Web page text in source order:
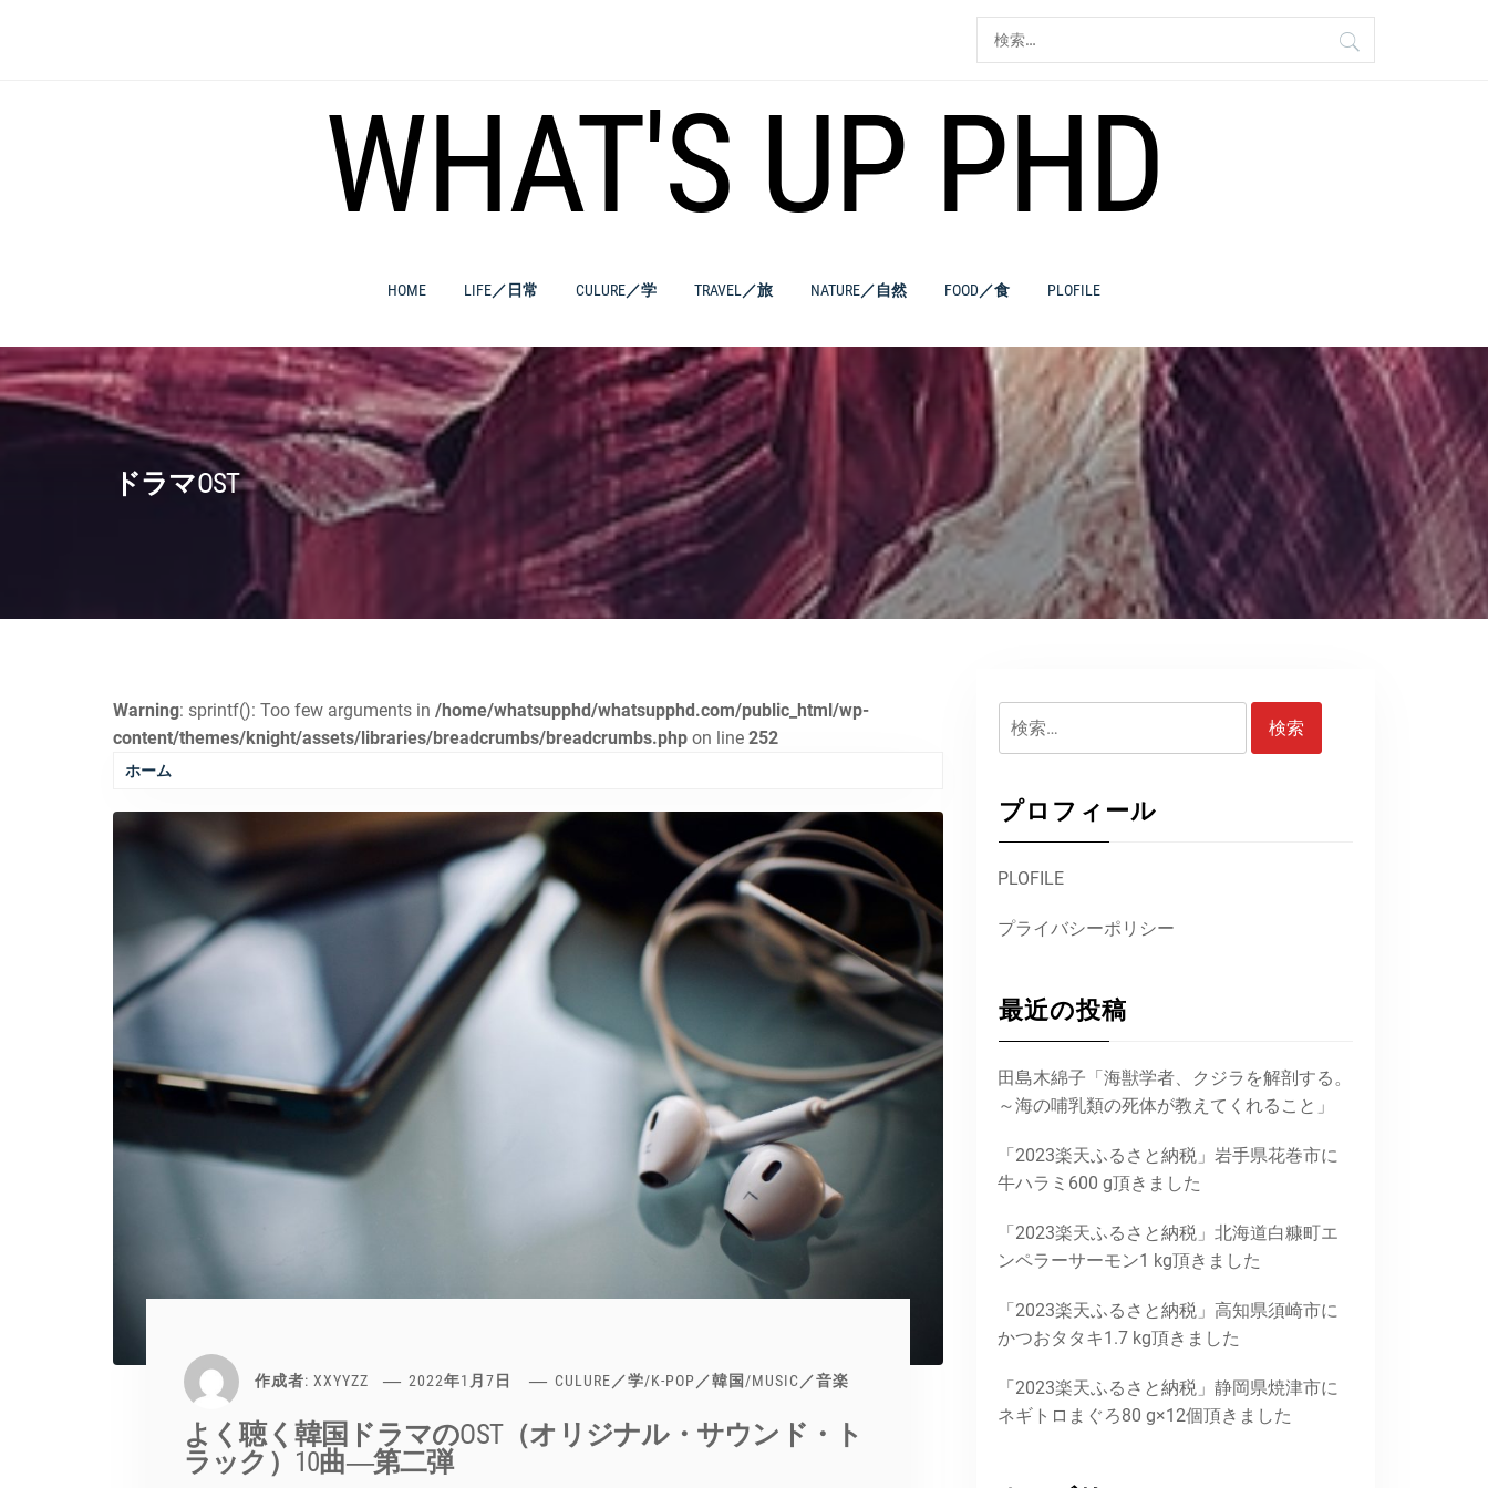
索:
WHAT'S UP PHD
HOME LIFE／日常 CULURE／学 TRAVEL／旅 NATURE／自然 FOOD／食 PLOFILE
ドラマOST
Warning: sprintf(): Too few arguments in /home/whatsupphd/whatsupphd.com/public_html/wp-
content/themes/knight/assets/libraries/breadcrumbs/breadcrumbs.php on line 252
ホーム
作成者: XXYYZZ 2022年1月7日 CULURE／学/K-POP／韓国 /MUSIC／音楽
よく聴く韓国ドラマのOST（オリジナル・サウンド・ト
ラック）10曲―第二弾
検
索:
プロフィール
PLOFILE
プライバシーポリシー
最近の投稿
田島木綿子「海獣学者、クジラを解剖する。
～海の哺乳類の死体が教えてくれること」
「2023楽天ふるさと納税」岩手県花巻市に
牛ハラミ600 g頂きました
「2023楽天ふるさと納税」北海道白糠町エ
ンペラーサーモン1 kg頂きました
「2023楽天ふるさと納税」高知県須崎市に
かつおタタキ1.7 kg頂きました
「2023楽天ふるさと納税」静岡県焼津市に
ネギトロまぐろ80 g×12個頂きました